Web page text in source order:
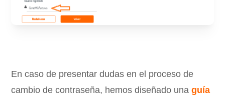
En caso de presentar dudas en el proceso de
cambio de contraseña, hemos diseñado unaguía